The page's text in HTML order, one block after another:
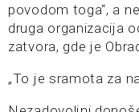
povodom toga“, a
druga organizacija
zatvora, gde je
„To je sramota za